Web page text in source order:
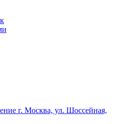
г. Москва, ул. Шоссейная,